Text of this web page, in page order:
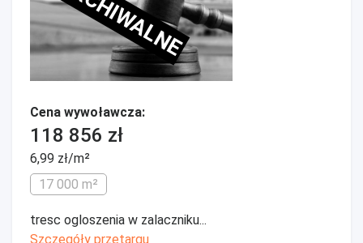
Cena wywoławcza:
118 856 zł
6,99 zł/m²
17 000 m²
tresc ogloszenia w zalaczniku...
Szczegóły przetargu